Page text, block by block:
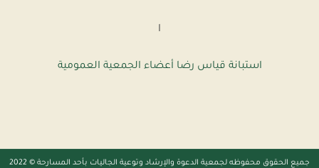
ا
استبانة قياس رضا أعضاء الجمعية العمومية
جميع الحقوق محفوظه لجمعية الدعوة والإرشاد وتوعية الجاليات بأحد المسارحة © 2022